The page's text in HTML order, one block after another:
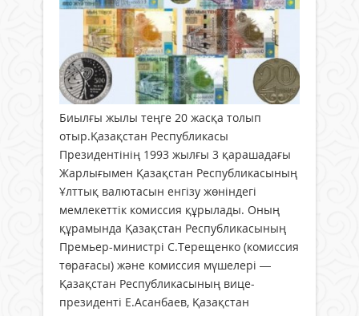
Биылғы жылы теңге 20 жасқа толып
отыр.Қазақстан Республикасы
Президентінің 1993 жылғы 3 қарашадағы
Жарлығымен Қазақстан Республикасының
Ұлттық валютасын енгізу жөніндегі
мемлекеттік комиссия құрылады. Оның
құрамында Қазақстан Республикасының
Премьер-министрі С.Терещенко (комиссия
төрағасы) және комиссия мүшелері —
Қазақстан Республикасының вице-
президенті Е.Асанбаев, Қазақстан